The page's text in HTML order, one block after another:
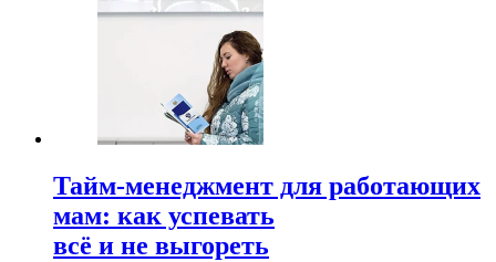
Тайм-менеджмент для работающих
мам: как успевать
всё и не выгореть